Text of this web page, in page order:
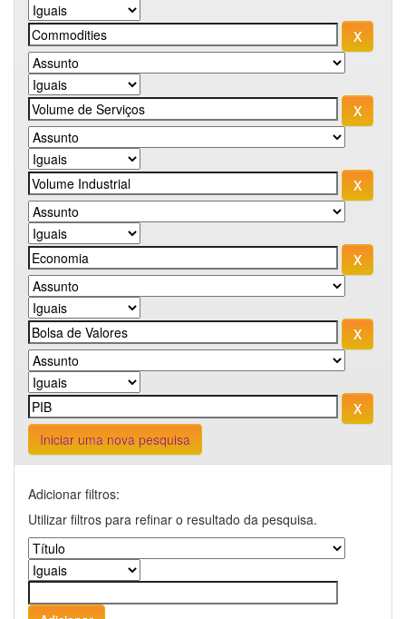
Iniciar uma nova pesquisa
Adicionar filtros:
Utilizar filtros para refinar o resultado da pesquisa.